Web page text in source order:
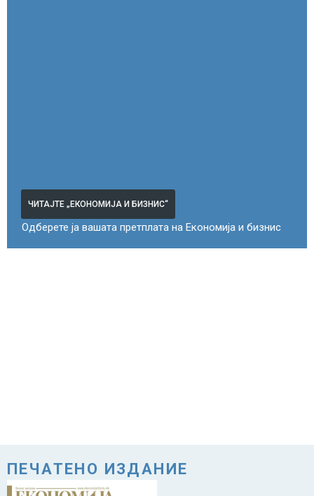
ЧИТАЈТЕ „ЕКОНОМИЈА И БИЗНИС“
Одберете ја вашата претплата на Економија и бизнис
ПЕЧАТЕНО ИЗДАНИЕ